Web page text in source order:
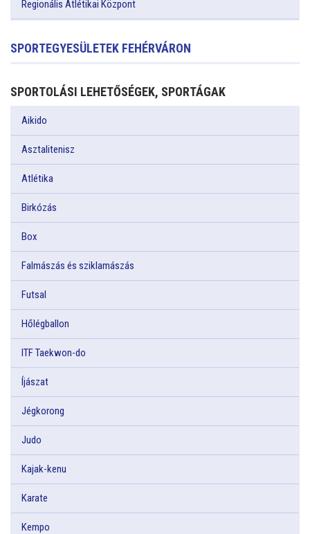
Regionális Atlétikai Központ
SPORTEGYESÜLETEK FEHÉRVÁRON
SPORTOLÁSI LEHETŐSÉGEK, SPORTÁGAK
Aikido
Asztalitenisz
Atlétika
Birkózás
Box
Falmászás és sziklamászás
Futsal
Hőlégballon
ITF Taekwon-do
Íjászat
Jégkorong
Judo
Kajak-kenu
Karate
Kempo